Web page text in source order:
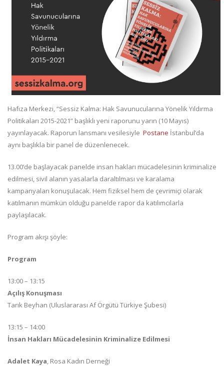
Hafıza Merkezi, “Sessiz Kalma: Hak Savunucularına Yönelik Yıldırma
Politikaları 2015-2021” başlıklı yeni raporunu yarın (10 Mayıs)
yayınlayacak. Raporun lansmanı vesilesiyle Postane İstanbul’da
aynı başlıkla bir panel de düzenlenecek.
13.00’de başlayacak panelde insan hakları mücadelesinin kriminalize
edilmesi, sivil alanın yasalarla daraltılması ve karalama
kampanyaları konuşulacak. Hem fiziksel hem de çevrimiçi olarak
katılmanın mümkün olduğu panelde rapor da katılımcılarla
paylaşılacak.
Program akışı şöyle:
Program
13:00 – 13:15
Açılış Konuşması
Tarık Beyhan (Uluslararası Af Örgütü Türkiye Şubesi)
13:15 – 14:00
İnsan Hakları Mücadelesinin Kriminalize Edilmesi
Adalet Kaya, Rosa Kadın Derneği